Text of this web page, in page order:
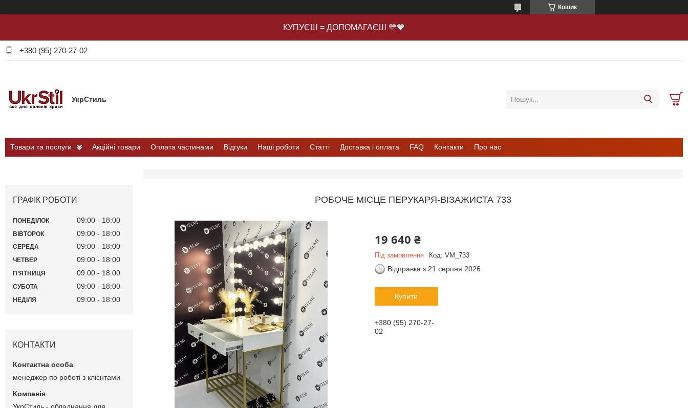
Кошик
КУПУЄШ = ДОПОМАГАЄШ 💛💙
+380 (95) 270-27-02
УкрСтиль
Товари та послуги Акційні товари Оплата частинами Відгуки Наші роботи Статті Доставка і оплата FAQ Контакти Про нас
РОБОЧЕ МІСЦЕ ПЕРУКАРЯ-ВІЗАЖИСТА 733
19 640 ₴
Під замовлення Код: VM_733
Відправка з 21 серпня 2026
Купити
+380 (95) 270-27-
02
ГРАФІК РОБОТИ
ПОНЕДІЛОК 09:00 18:00
ВІВТОРОК 09:00 18:00
СЕРЕДА 09:00 18:00
ЧЕТВЕР 09:00 18:00
ПʼЯТНИЦЯ 09:00 18:00
СУБОТА 09:00 18:00
НЕДІЛЯ 09:00 18:00
КОНТАКТИ
менеджер по роботі з клієнтами
УкрСтиль - обладнання для